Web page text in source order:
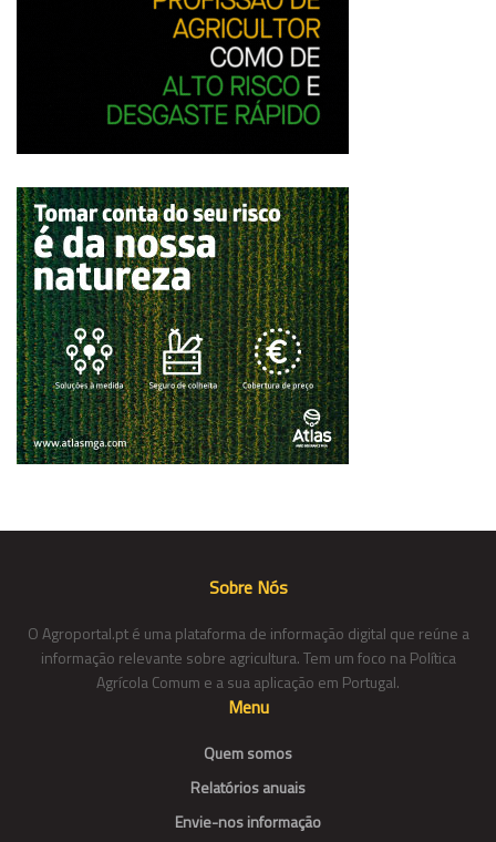
Sobre Nós
O Agroportal.pt é uma plataforma de informação digital que reúne a
informação relevante sobre agricultura. Tem um foco na Política
Agrícola Comum e a sua aplicação em Portugal.
Menu
Quem somos
Relatórios anuais
Envie-nos informação